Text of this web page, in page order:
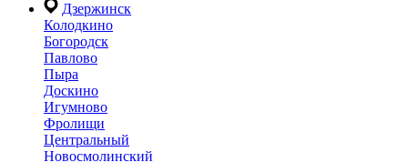
Дзержинск
Колодкино
Богородск
Павлово
Пыра
Доскино
Игумново
Фролищи
Центральный
Новосмолинский